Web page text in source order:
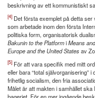
beskrivning av ett kommunistiskt
[4] Det första exemplet på detta
som arbetade inom den första
politiska form, organisatorisk
Bakunin to the PlatformiMeans
Europe and the United Statesav
[5] För att vara specifik med mitt
eller bara “total självorganisering”
frihetlig socialism, den fria
Målet är att makten i samhället